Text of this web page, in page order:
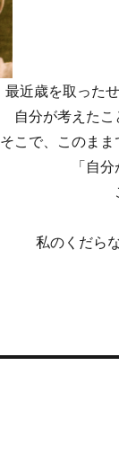
最近歳を取った
自分が考えた
そこで、このま
「自
私のくだら